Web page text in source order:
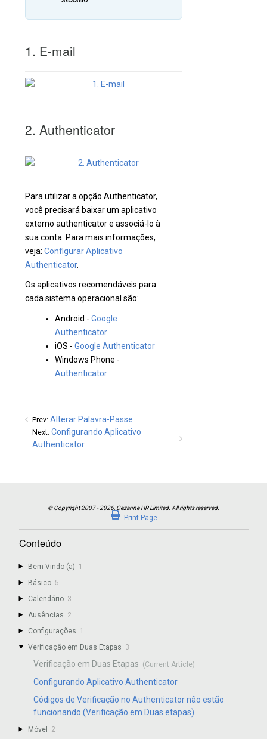
1. E-mail
2. Authenticator
Para utilizar a opção Authenticator,
você precisará baixar um aplicativo
externo authenticator e associá-lo à
sua conta. Para mais informações,
veja: Configurar Aplicativo
Authenticator.
Os aplicativos recomendáveis para
cada sistema operacional são:
Android - Google
Authenticator
iOS - Google Authenticator
Windows Phone -
Authenticator
Prev: Alterar Palavra-Passe
Next: Configurando Aplicativo
Authenticator
Conteúdo
Bem Vindo (a) 1
Básico 5
Calendário 3
Ausências 2
Configurações 1
Verificação em Duas Etapas 3
Verificação em Duas Etapas
Configurando Aplicativo Authenticator
Códigos de Verificação no Authenticator não estão
funcionando (Verificação em Duas etapas)
Móvel 2
Print Page